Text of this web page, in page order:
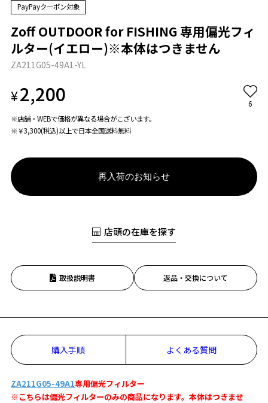
PayPayクーポン対象
Zoff OUTDOOR for FISHING 専用偏光フィ
ルター(イエロー)※本体はつきません
ZA211G05-49A1-YL
¥2,200 6
※店舗・WEBで価格が異なる場合がこざいます。
※￥3,300(税込)以上で日本全国送料無料
再入荷のお知らせ
店頭の在庫を探す
取扱説明書 返品・交換について
購入手順 よくある質問
ZA211G05-49A1専用偏光フィルター
※こちらは偏光フィルターのみの商品になります。本体はつきませ